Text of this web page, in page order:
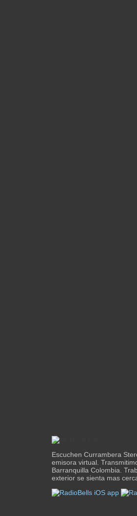
Escuchen Currambera
emisora virtual.
Barranquilla Colombia.
exterior se sienta mas